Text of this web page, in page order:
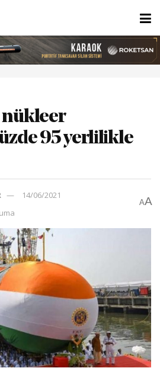
nükleer
95 yerlilikle
14/06/2021
AA